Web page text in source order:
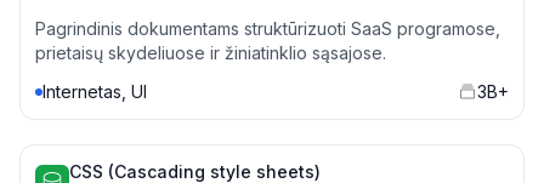
Pagrindinis dokumentams struktūrizuoti SaaS programose,
prietaisų skydeliuose ir žiniatinklio sąsajose.
Internetas, UI
3B+
CSS (Cascading style sheets)